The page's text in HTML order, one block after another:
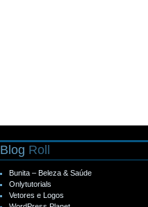
Blog Roll
Bunita – Beleza & Saúde
Onlytutorials
Vetores e Logos